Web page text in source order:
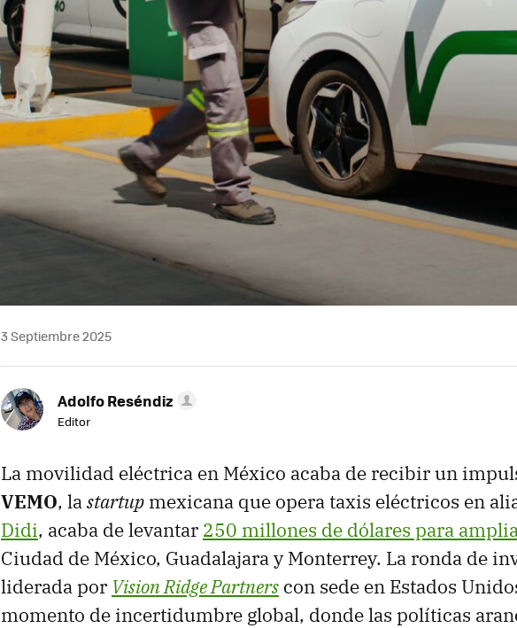
3 Septiembre 2025
Adolfo Reséndiz
Editor
La movilidad eléctrica en México acaba de recibir un
VEMO, lastartup mexicana que opera taxis eléctricos en
Didi, acaba de levantar 250 millones de dólares para
Ciudad de México, Guadalajara y Monterrey. La ronda de
liderada por Vision Ridge Partners con sede en Estados
momento de incertidumbre global, donde las políticas